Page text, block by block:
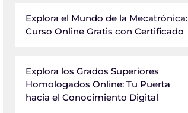
Explora el Mundo de la Mecatrónica:
Curso Online Gratis con Certificado
Explora los Grados Superiores
Homologados Online: Tu Puerta
hacia el Conocimiento Digital